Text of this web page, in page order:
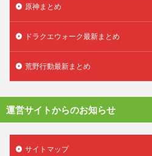
原神まとめ
ドラクエウォーク最新まとめ
荒野行動最新まとめ
運営サイトからのお知らせ
サイトマップ